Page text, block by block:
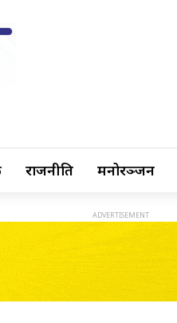
राजनीति मनोरञ्जन